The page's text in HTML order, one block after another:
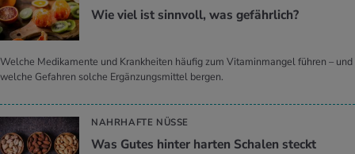
Wie viel ist sinn­voll, was ge­fähr­lich?
Welche Medikamente und Krankheiten häufig zum Vitaminmangel führen – und
welche Gefahren solche Ergänzungsmittel bergen.
NAHRHAFTE NÜSSE
Was Gutes hin­ter har­ten Scha­len steckt